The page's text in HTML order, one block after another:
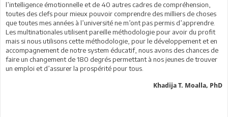
l’intelligence émotionnelle et de 40 autres cadres de compréhension,
toutes des clefs pour mieux pouvoir comprendre des milliers de choses
que toutes mes années à l’université ne m’ont pas permis d’apprendre.
Les multinationales utilisent pareille méthodologie pour avoir du profit
mais si nous utilisons cette méthodologie, pour le développement et en
accompagnement de notre system éducatif, nous avons des chances de
faire un changement de 180 degrés permettant à nos jeunes de trouver
un emploi et d’assurer la prospérité pour tous.
Khadija T. Moalla, PhD